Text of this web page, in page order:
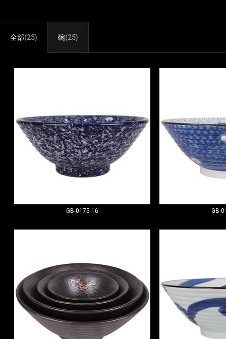
全部(25) 碗(25)
GB-0175-16 GB-